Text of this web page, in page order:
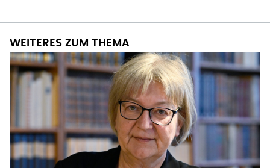
WEITERES ZUM THEMA